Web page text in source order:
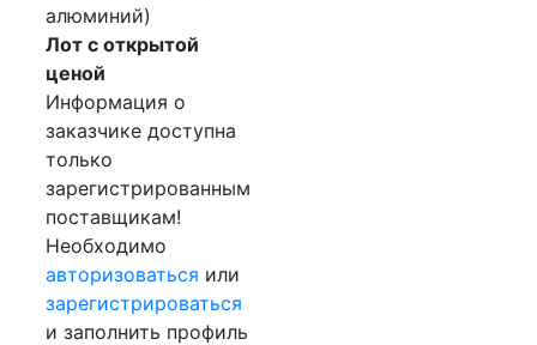
алюминий)
Лот с открытой
ценой
Информация о
заказчике доступна
только
зарегистрированным
поставщикам!
Необходимо
авторизоваться или
зарегистрироваться
и заполнить профиль